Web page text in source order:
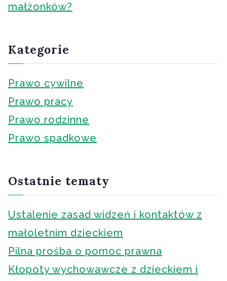
małżonków?
Kategorie
Prawo cywilne
Prawo pracy
Prawo rodzinne
Prawo spadkowe
Ostatnie tematy
Ustalenie zasad widzeń i kontaktów z
małoletnim dzieckiem
Pilna prośba o pomoc prawna
Kłopoty wychowawcze z dzieckiem i